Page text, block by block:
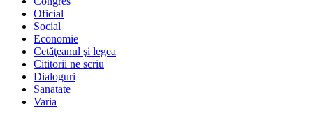
Oficial
Social
Economie
Cetăţeanul şi legea
Cititorii ne scriu
Dialoguri
Sanatate
Varia